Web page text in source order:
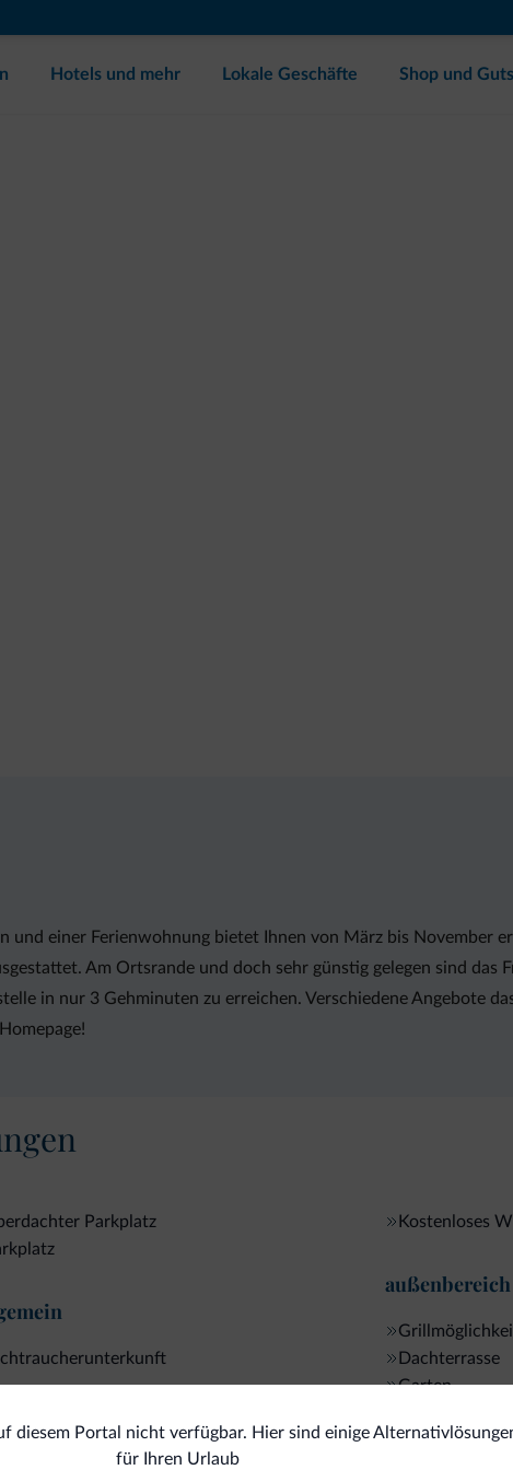
Hotels und mehr Lokale Geschäfte Shop und
einer Ferienwohnung bietet Ihnen von März bis November
Am Ortsrande und doch sehr günstig gelegen sind das
in nur 3 Gehminuten zu erreichen. Verschiedene Angebote
Parkplatz
Kostenloses
außenbereich
Dachterrasse
Garten
diesem Portal nicht verfügbar. Hier sind einige
für Ihren Urlaub